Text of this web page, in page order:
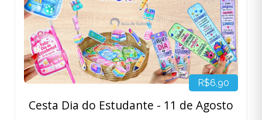
R$6,90
Cesta Dia do Estudante - 11 de Agosto